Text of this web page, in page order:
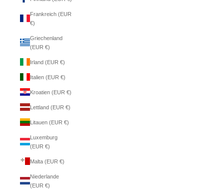
Frankreich (EUR
€)
Griechenland
(EUR €)
Irland (EUR €)
Italien (EUR €)
Kroatien (EUR €)
Lettland (EUR €)
Litauen (EUR €)
Luxemburg
(EUR €)
Malta (EUR €)
Niederlande
(EUR €)